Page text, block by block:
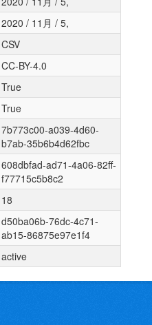
2020 / 11月 / 5,
CSV
CC-BY-4.0
True
True
7b773c00-a039-4d60-
b7ab-35b6b4d62fbc
608dbfad-ad71-4a06-82ff-
f77715c5b8c2
18
d50ba06b-76dc-4c71-
ab15-86875e97e1f4
active